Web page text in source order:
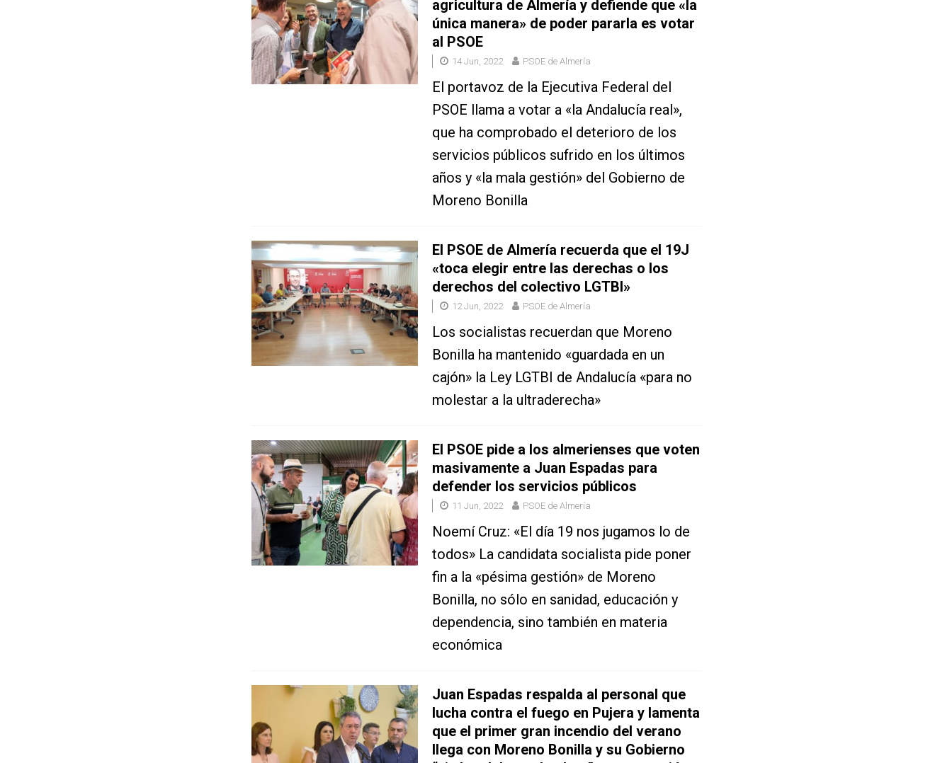
agricultura de Almería y defiende que «la
única manera» de poder pararla es votar
al PSOE
14 Jun, 2022 PSOE de Almería
El portavoz de la Ejecutiva Federal del
PSOE llama a votar a «la Andalucía real»,
que ha comprobado el deterioro de los
servicios públicos sufrido en los últimos
años y «la mala gestión» del Gobierno de
Moreno Bonilla
El PSOE de Almería recuerda que el 19J
«toca elegir entre las derechas o los
derechos del colectivo LGTBI»
12 Jun, 2022 PSOE de Almería
Los socialistas recuerdan que Moreno
Bonilla ha mantenido «guardada en un
cajón» la Ley LGTBI de Andalucía «para no
molestar a la ultraderecha»
El PSOE pide a los almerienses que voten
masivamente a Juan Espadas para
defender los servicios públicos
11 Jun, 2022 PSOE de Almería
Noemí Cruz: «El día 19 nos jugamos lo de
todos» La candidata socialista pide poner
fin a la «pésima gestión» de Moreno
Bonilla, no sólo en sanidad, educación y
dependencia, sino también en materia
económica
Juan Espadas respalda al personal que
lucha contra el fuego en Pujera y lamenta
que el primer gran incendio del verano
llega con Moreno Bonilla y su Gobierno